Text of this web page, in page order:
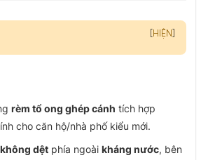
HIỆN
rèm tổ ong ghép cánh tích hợp
cho căn hộ/nhà phố kiểu mới.
không dệt phía ngoài kháng nước, bên